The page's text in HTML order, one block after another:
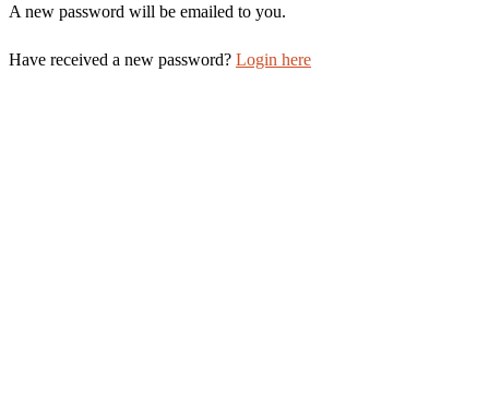
A new password will be emailed to you.
Have received a new password? Login here